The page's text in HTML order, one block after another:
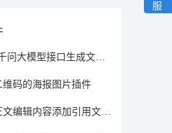
大模型接口生成文章插件
维码的海报图片插件
辑内容添加引用文章插件
服